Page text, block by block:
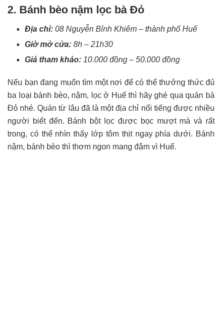
2. Bánh bèo nậm lọc bà Đỏ
Địa chỉ: 08 Nguyễn Bỉnh Khiêm – thành phố Huế
Giờ mở cửa: 8h – 21h30
Giá tham khảo: 10.000 đồng – 50.000 đồng
Nếu bạn đang muốn tìm một nơi để có thể thưởng thức đủ
ba loại bánh bèo, nậm, lọc ở Huế thì hãy ghé qua quán bà
Đỏ nhé. Quán từ lâu đã là một địa chỉ nổi tiếng được nhiều
người biết đến. Bánh bột lọc được bọc mượt mà và rất
trong, có thể nhìn thấy lớp tôm thịt ngay phía dưới. Bánh
nậm, bánh bèo thì thơm ngon mang đậm vì Huế.